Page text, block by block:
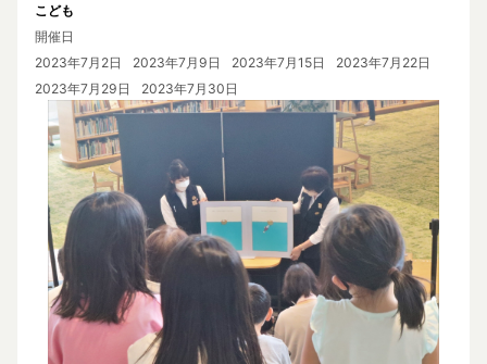
こども
開催日
2023年7月2日
2023年7月9日 2023年7月15日
2023年7月22日
2023年7月29日
2023年7月30日